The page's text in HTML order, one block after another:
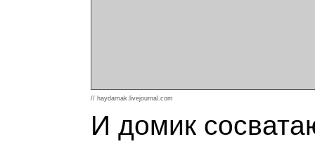
// haydamak.livejournal.com
И домик